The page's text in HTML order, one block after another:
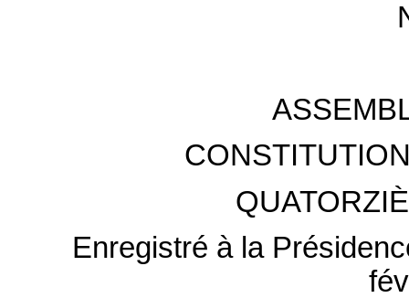
Enregistré à la